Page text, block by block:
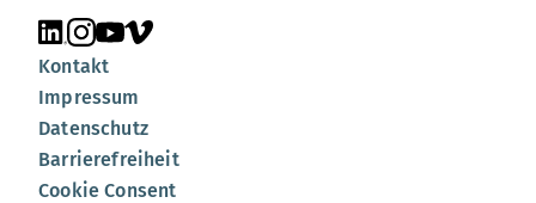
Unsere Seite auf LinkedIn
Unsere Seite auf Instagram
Unsere Seite auf YouTube
Unsere Seite auf Vimeo
Kontakt
Impressum
Datenschutz
Barrierefreiheit
Cookie Consent